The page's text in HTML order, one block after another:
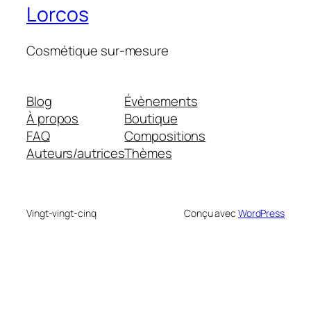
Lorcos
Cosmétique sur-mesure
Blog
À propos
FAQ
Auteurs/autrices
Évènements
Boutique
Compositions
Thèmes
Vingt-vingt-cinq Conçu avec WordPress